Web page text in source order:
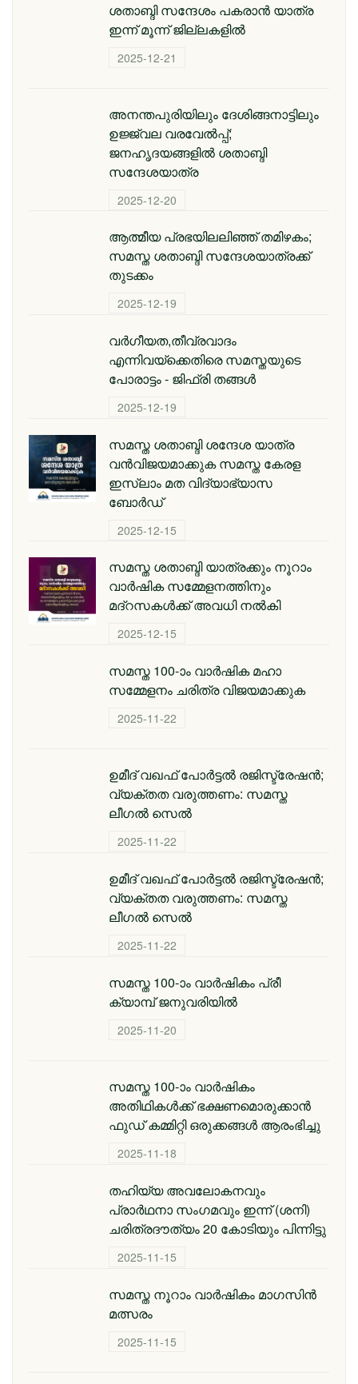
ശതാബ്ദി സന്ദേശം പകരാൻ യാത്ര
ഇന്ന് മൂന്ന് ജില്ലകളിൽ
2025-12-21
അനന്തപുരിയിലും ദേശിങ്ങനാട്ടിലും
ഉജ്ജ്വല വരവേൽപ്പ്;
ജനഹൃദയങ്ങളിൽ ശതാബ്ദി
സന്ദേശയാത്ര
2025-12-20
ആത്മീയ പ്രഭയിലലിഞ്ഞ് തമിഴകം;
സമസ്ത ശതാബ്ദി സന്ദേശയാത്രക്ക്
തുടക്കം
2025-12-19
വർഗീയത,തീവ്രവാദം
എന്നിവയ്ക്കെതിരെ സമസ്തയുടെ
പോരാട്ടം - ജിഫ്‌രി തങ്ങൾ
2025-12-19
സമസ്ത ശതാബ്ദി ശന്ദേശ യാത്ര
വന്‍വിജയമാക്കുക സമസ്ത കേരള
ഇസ്ലാം മത വിദ്യാഭ്യാസ
ബോര്‍ഡ്
2025-12-15
സമസ്ത ശതാബ്ദി യാത്രക്കും നൂറാം
വാര്‍ഷിക സമ്മേളനത്തിനും
മദ്റസകള്‍ക്ക് അവധി നല്‍കി
2025-12-15
സമസ്ത 100-ാം വാര്‍ഷിക മഹാ
സമ്മേളനം ചരിത്ര വിജയമാക്കുക
2025-11-22
ഉമീദ് വഖഫ് പോർട്ടൽ രജിസ്ട്രേഷൻ;
വ്യക്തത വരുത്തണം: സമസ്ത
ലീഗൽ സെൽ
2025-11-22
ഉമീദ് വഖഫ് പോർട്ടൽ രജിസ്ട്രേഷൻ;
വ്യക്തത വരുത്തണം: സമസ്ത
ലീഗൽ സെൽ
2025-11-22
സമസ്ത 100-ാം വാര്‍ഷികം പ്രീ
ക്യാമ്പ് ജനുവരിയില്‍
2025-11-20
സമസ്ത 100-ാം വാര്‍ഷികം
അതിഥികള്‍ക്ക് ഭക്ഷണമൊരുക്കാന്‍
ഫുഡ് കമ്മിറ്റി ഒരുക്കങ്ങള്‍ ആരംഭിച്ചു
2025-11-18
തഹിയ്യ അവലോകനവും
പ്രാര്‍ഥനാ സംഗമവും ഇന്ന് (ശനി)
ചരിത്രദൗത്യം 20 കോടിയും പിന്നിട്ടു
2025-11-15
സമസ്ത നൂറാം വാർഷികം മാഗസിൻ
മത്സരം
2025-11-15